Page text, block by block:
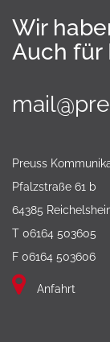
Wir
Auch für
Preuss
Pfalzstraße 61 b
64385
T 06164 503605
F 06164 503606
Anfahrt